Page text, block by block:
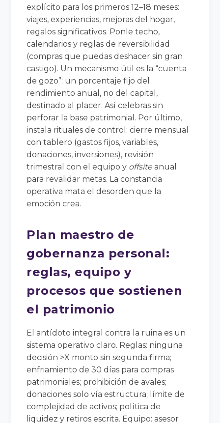
explícito para los primeros 12–18 meses:
viajes, experiencias, mejoras del hogar,
regalos significativos. Ponle techo,
calendarios y reglas de reversibilidad
(compras que puedas deshacer sin gran
castigo). Un mecanismo útil es la “cuenta
de gozo”: un porcentaje fijo del
rendimiento anual, no del capital,
destinado al placer. Así celebras sin
perforar la base patrimonial. Por último,
instala rituales de control: cierre mensual
con tablero (gastos fijos, variables,
donaciones, inversiones), revisión
trimestral con el equipo y offsite anual
para revalidar metas. La constancia
operativa mata el desorden que la
emoción crea.
Plan maestro de
gobernanza personal:
reglas, equipo y
procesos que sostienen
el patrimonio
El antídoto integral contra la ruina es un
sistema operativo claro. Reglas: ninguna
decisión >X monto sin segunda firma;
enfriamiento de 30 días para compras
patrimoniales; prohibición de avales;
donaciones solo vía estructura; límite de
complejidad de activos; política de
liquidez y retiros escrita. Equipo: asesor